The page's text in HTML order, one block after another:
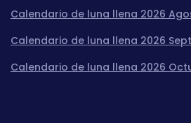
Calendario de luna llena 2026
Calendario de luna llena 2026
Calendario de luna llena 2026